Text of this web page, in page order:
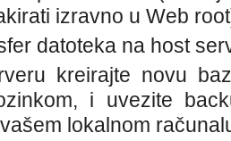
izravno u Web
datoteka na host
kreirajte novu
i uvezite
lokalnom